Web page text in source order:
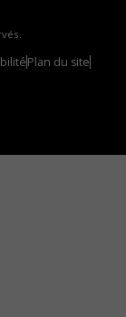
Plan du site